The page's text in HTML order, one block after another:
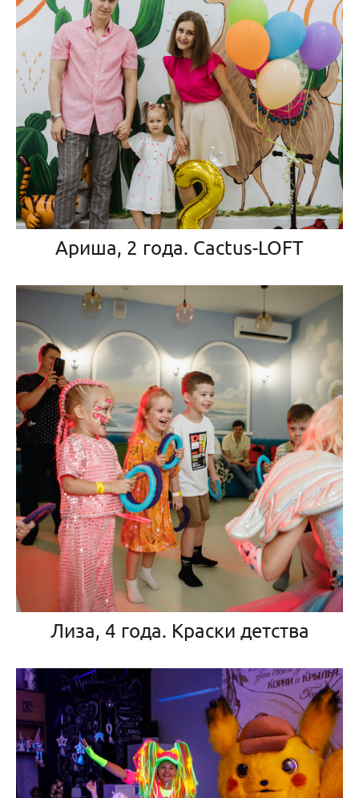
Ариша, 2 года. Cactus-LOFT
Лиза, 4 года. Краски детства